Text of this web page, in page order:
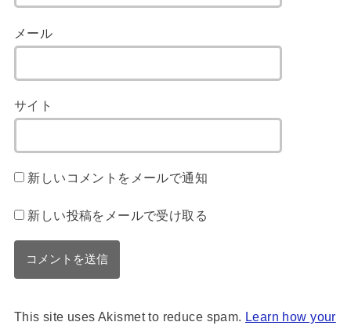
メール
サイト
新しいコメントをメールで通知
新しい投稿をメールで受け取る
This site uses Akismet to reduce spam. Learn how your